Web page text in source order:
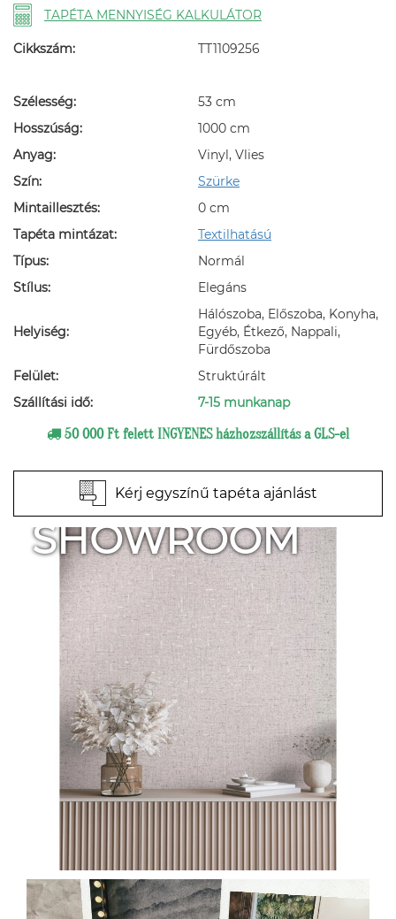
TAPÉTA MENNYISÉG KALKULÁTOR
Cikkszám: TT1109256
Szélesség:
53 cm
Hosszúság:
1000 cm
Anyag:
Vinyl, Vlies
Szín:
Szürke
Mintaillesztés:
0 cm
Tapéta mintázat:
Textilhatású
Típus:
Normál
Stílus:
Elegáns
Helyiség:
Hálószoba, Előszoba, Konyha,
Egyéb, Étkező, Nappali,
Fürdőszoba
Felület:
Struktúrált
Szállítási idő:
7-15 munkanap
50 000 Ft felett INGYENES házhozszállítás a GLS-el
Kérj egyszínű tapéta ajánlást
SHOWROOM